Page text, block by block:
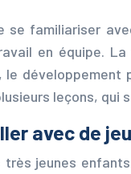
familiariser
en équipe. La
développement
leçons, qui
avec de
jeunes